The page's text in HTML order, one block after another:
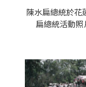
陳水扁總統於花
扁總統活動